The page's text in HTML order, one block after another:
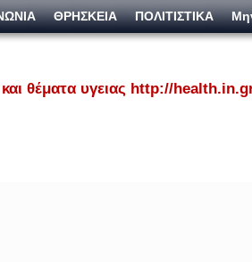
ΘΡΗΣΚΕΙΑ ΠΟΛΙΤΙΣΤΙΚΑ
και θέματα υγειας http://